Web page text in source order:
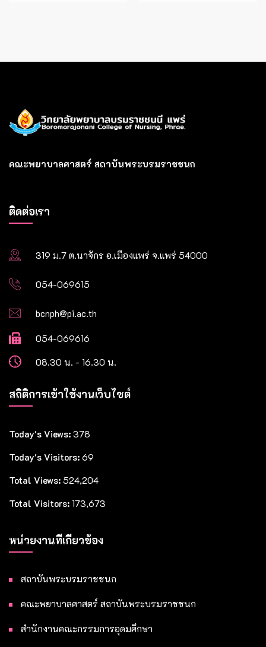
คณะพยาบาลศาสตร์ สถาบันพระบรมราชชนก
ติดต่อเรา
319 ม.7 ต.นาจักร อ.เมืองแพร่ จ.แพร่ 54000
054-069615
bcnph@pi.ac.th
054-069616
08.30 น. - 16.30 น.
สถิติการเข้าใช้งานเว็บไซต์
Today's Views: 378
Today's Visitors: 69
Total Views: 524,204
Total Visitors: 173,673
หน่วยงานที่เกี่ยวข้อง
สถาบันพระบรมราชชนก
คณะพยาบาลศาสตร์ สถาบันพระบรมราชชนก
สำนักงานคณะกรรมการอุดมศึกษา